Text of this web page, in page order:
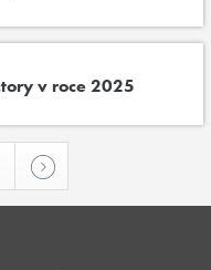
v roce 2025